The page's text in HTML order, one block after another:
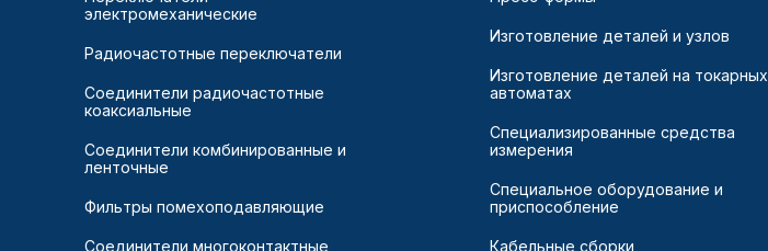
электромеханические
Радиочастотные переключатели
Соединители радиочастотные
коаксиальные
Соединители комбинированные и
ленточные
Фильтры помехоподавляющие
Соединители многоконтактные
Изготовление деталей и узлов
Изготовление деталей на токарных
автоматах
Специализированные средства
измерения
Специальное оборудование и
приспособление
Кабельные сборки